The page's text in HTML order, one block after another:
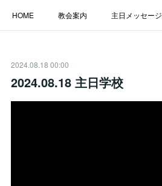
HOME 教会案内 主日メッセージ
2024.08.18 00:00
2024.08.18 主日学校